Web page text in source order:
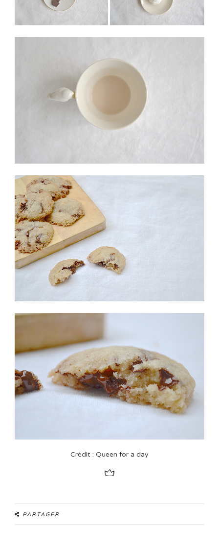
Crédit : Queen for a day
PARTAGER